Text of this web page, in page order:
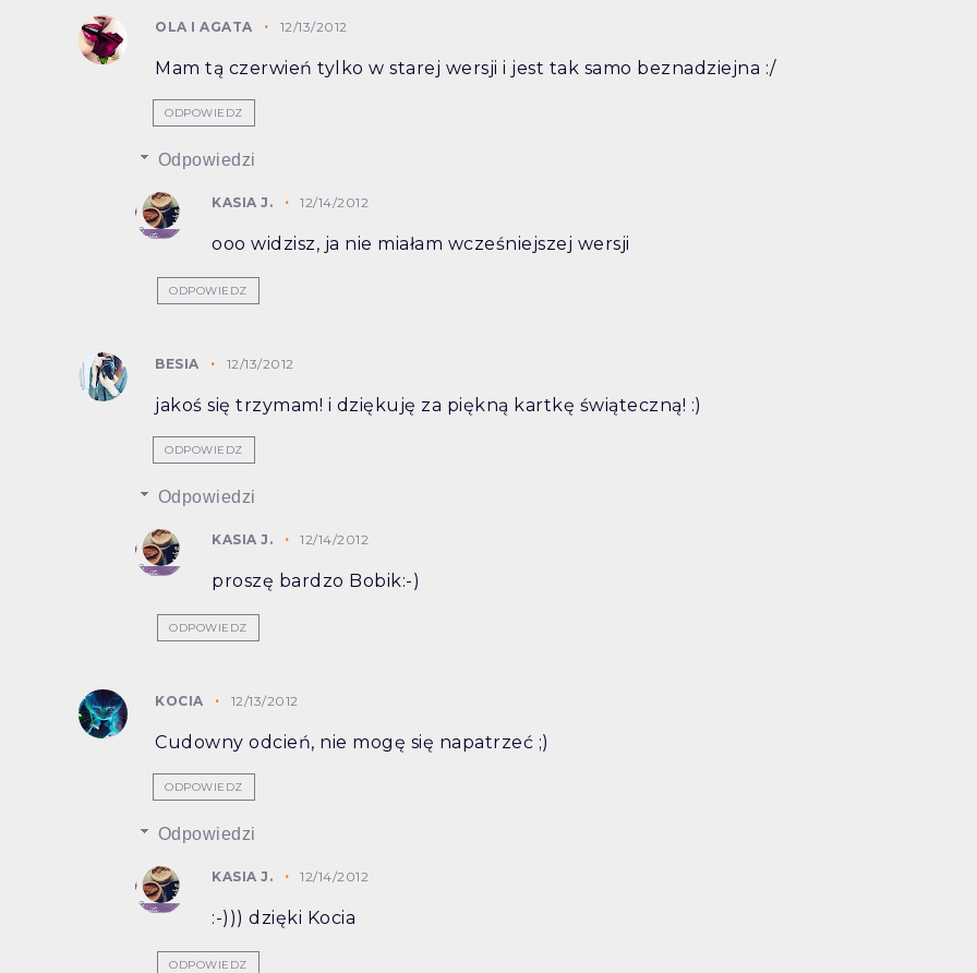
OLA I AGATA 12/13/2012
Mam tą czerwień tylko w starej wersji i jest tak samo beznadziejna :/
ODPOWIEDZ
Odpowiedzi
KASIA J. 12/14/2012
ooo widzisz, ja nie miałam wcześniejszej wersji
ODPOWIEDZ
BESIA 12/13/2012
jakoś się trzymam! i dziękuję za piękną kartkę świąteczną! :)
ODPOWIEDZ
Odpowiedzi
KASIA J. 12/14/2012
proszę bardzo Bobik:-)
ODPOWIEDZ
KOCIA 12/13/2012
Cudowny odcień, nie mogę się napatrzeć ;)
ODPOWIEDZ
Odpowiedzi
KASIA J. 12/14/2012
:-))) dzięki Kocia
ODPOWIEDZ